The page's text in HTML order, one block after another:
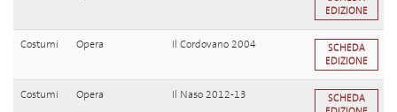
EDIZIONE
Costumi Opera Il Cordovano 2004
SCHEDA
EDIZIONE
Costumi Opera Il Naso 2012-13
SCHEDA